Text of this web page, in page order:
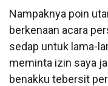
Nampaknya poin
berkenaan acara
sedap untuk lama-
meminta izin saya
benakku tebersit